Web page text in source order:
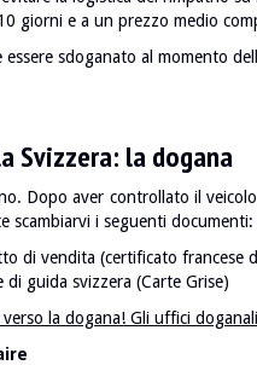
giorni e a un prezzo medio
essere sdoganato al momento
Svizzera: la dogana
Dopo aver controllato il
scambiarvi i seguenti documenti:
di vendita (certificato francese
di guida svizzera (Carte Grise)
la dogana! Gli uffici